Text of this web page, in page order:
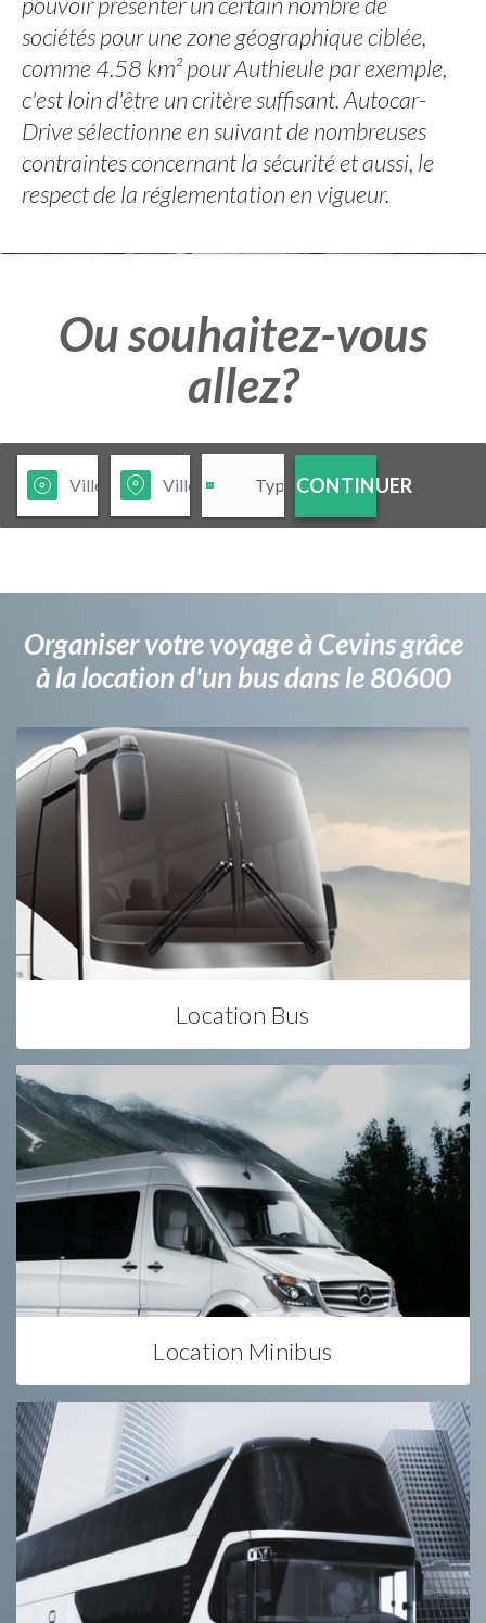
sociétés pour une zone géographique ciblée,
comme 4.58 km² pour Authieule par exemple,
c'est loin d'être un critère suffisant. Autocar-
Drive sélectionne en suivant de nombreuses
contraintes concernant la sécurité et aussi, le
respect de la réglementation en vigueur.
Ou souhaitez-vous
allez?
CONTINUER
Organiser votre voyage à Cevins grâce
à la location d'un bus dans le 80600
Location Bus
Location Minibus